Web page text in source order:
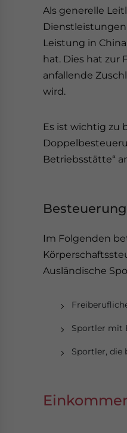
Als generelle
Leistung in
hat. Dies hat zur
anfallende
wird.
Es ist wichtig zu
Betriebsstätte“
Im Folgenden
Ausländische
Sportler mit
Sportler, die